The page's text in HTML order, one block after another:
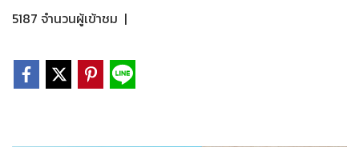
5187 จำนวนผู้เข้าชม |